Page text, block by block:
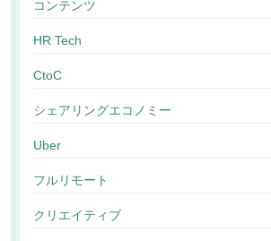
コンテンツ
HR Tech
CtoC
シェアリングエコノミー
Uber
フルリモート
クリエイティブ